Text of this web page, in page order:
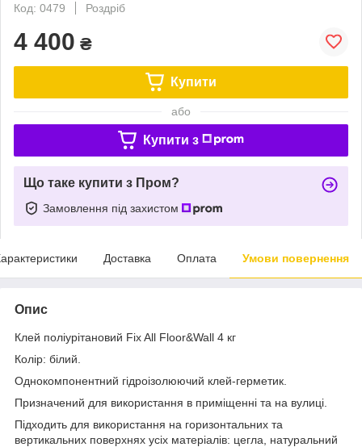
Код: 0479
Роздріб
4 400 ₴
Купити
або
Купити з
Що таке купити з Пром?
Замовлення під захистом
Доставка Оплата Умови повернення
Опис
Клей поліурітановий Fix All Floor&Wall 4 кг
Колір: білий.
Однокомпонентний гідроізолюючий клей-герметик.
Призначений для використання в приміщенні та на вулиці.
Підходить для використання на горизонтальних та
вертикальних поверхнях усіх матеріалів: цегла, натуральний